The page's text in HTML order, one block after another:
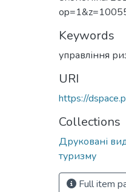
Keywords
управління
URI
https://
Collections
Друковані
туризму
Full item